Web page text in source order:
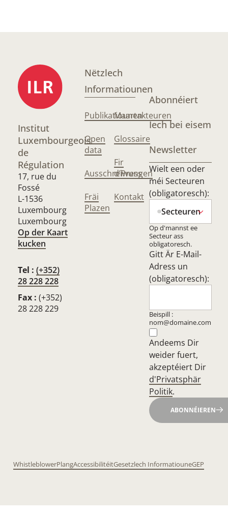
Institut
Luxembourgeois
de
Régulation
17, rue du
Fossé
L-1536
Luxembourg
Luxembourg
Op der Kaart
kucken
Tel : (+352)
28 228 228
Fax : (+352)
28 228 229
Nëtzlech
Informatiounen
Publikatiounen
Open
data
Ausschreiwungen
Fräi
Plazen
Maartakteuren
Glossaire
Fir
d’Press
Kontakt
Abonnéiert
Iech bei eisem
Newsletter
Wielt een oder
méi Secteuren
(obligatoresch):
Secteuren
Op d'mannst ee
Secteur ass
obligatoresch.
Gitt Är E-Mail-
Adress un
(obligatoresch):
Beispill :
nom@domaine.com
Andeems Dir
weider fuert,
akzeptéiert Dir
d'Privatsphär
Politik.
ABONNÉIEREN
WhistleblowerPlangAccessibilitéitGesetzlech InformatiouneGEP